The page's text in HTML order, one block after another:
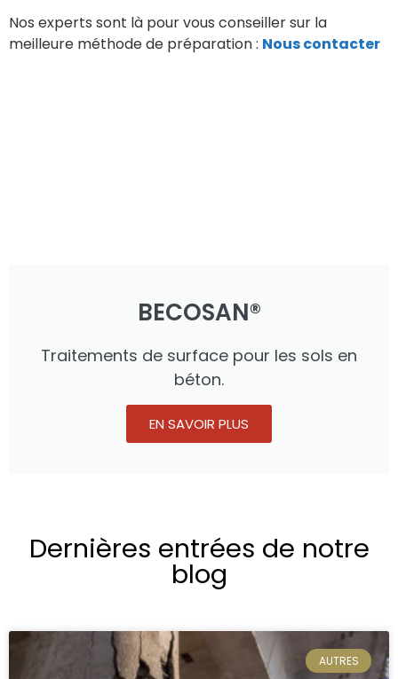
Nos experts sont là pour vous conseiller sur la
meilleure méthode de préparation : Nous contacter
BECOSAN®
Traitements de surface pour les sols en
béton.
EN SAVOIR PLUS
Dernières entrées de notre
blog
AUTRES